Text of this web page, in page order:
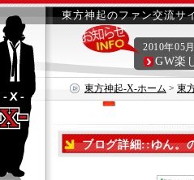
東方神起のファン交流サ
東方神起-X-ホーム > 東
2010年05
GW楽
ブログ詳細::ゆん。